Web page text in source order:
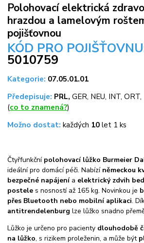
Polohovací elektrická
hrazdou a lamelovým
pojišťovnou
KÓD PRO
5010759
Kategorie: 07.05.01.01
Předepisuje: PRL, GER, NEU, INT,
(co to znamená?)
Možno dostat: každých 10let 1 ks
Čtyřfunkční polohovací lůžko Burmeier
ideální pro domácí péči. Nabízí německou
bezpečné napájenía elektrický zdvih
postele s nosností až 165 kg. Novinkou je
přes Bluetooth nebo mobilní aplikaci.
antitrendelenburg lze lůžko snadno
Lůžko je určeno pro pacienty dlouhodobě
na lůžko, s rizikem proleženin, a může být